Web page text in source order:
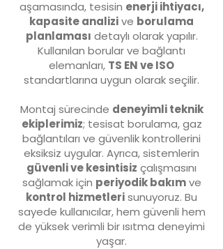
aşamasında, tesisin enerji ihtiyacı,
kapasite analizive borulama
planlaması detaylı olarak yapılır.
Kullanılan borular ve bağlantı
elemanları, TS EN ve ISO
standartlarına uygun olarak seçilir.
Montaj sürecinde deneyimli teknik
ekiplerimiz; tesisat borulama, gaz
bağlantıları ve güvenlik kontrollerini
eksiksiz uygular. Ayrıca, sistemlerin
güvenli ve kesintisiz çalışmasını
sağlamak için periyodik bakımve
kontrol hizmetlerisunuyoruz. Bu
sayede kullanıcılar, hem güvenli hem
de yüksek verimli bir ısıtma deneyimi
yaşar.